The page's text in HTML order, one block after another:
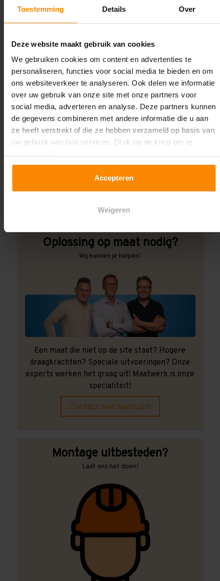
Toestemming Details Over
Deze website maakt gebruik van cookies
We gebruiken cookies om content en advertenties te
personaliseren, functies voor social media te bieden en om
ons websiteverkeer te analyseren. Ook delen we informatie
over uw gebruik van onze site met onze partners voor
social media, adverteren en analyse. Deze partners kunnen
de gegevens combineren met andere informatie die u aan
ze heeft verstrekt of die ze hebben verzameld op basis van
uw gebruik van hun services. Druk op de knop om te
Accepteren
Weigeren
1.100 mm
Lengte:
30.800 mm
Liggerlengte:
2.700 mm
Aantal niveaus:
5
Kleur staanders:
Galva
Draagkracht per liggerniveau:
3.000 kg (1.000 kg per pallet)
Oplossing op maat nodig?
Wij kunnen je helpen!
Een maat die niet op de site staat? Hogere
draagkrachten? Speciale uitvoeringen? Onze
experts werken het graag uit! Maatwerk is onze
specialiteit!
Contact met specialist
Montage uitbesteden?
Laat ons het doen!